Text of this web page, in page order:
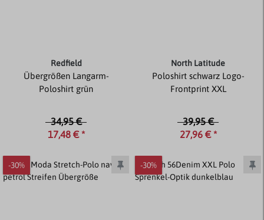
Redfield
Übergrößen Langarm-
Poloshirt grün
34,95 €
17,48 € *
North Latitude
Poloshirt schwarz Logo-
Frontprint XXL
39,95 €
27,96 € *
-30% -30%